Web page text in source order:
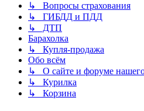
↳ Вопросы страхования
↳ ГИБДД и ПДД
↳ ДТП
Барахолка
↳ Купля-продажа
Обо всём
↳ О сайте и форуме нашего
↳ Курилка
↳ Корзина